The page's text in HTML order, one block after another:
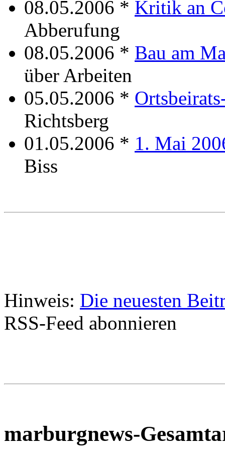
08.05.2006 * Kritik an
Abberufung
08.05.2006 * Bau am
über Arbeiten
05.05.2006 *
Richtsberg
01.05.2006 * 1. Mai
Biss
Hinweis: Die neuesten
RSS-Feed abonnieren
marburgnews-